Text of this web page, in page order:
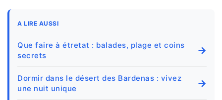
A LIRE AUSSI
Que faire à étretat : balades, plage et coins
secrets
→
Dormir dans le désert des Bardenas : vivez
une nuit unique
→